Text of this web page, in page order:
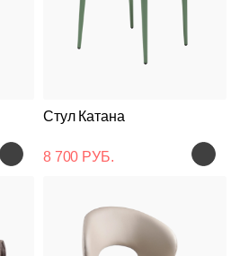
Стул Катана
8 700 РУБ.